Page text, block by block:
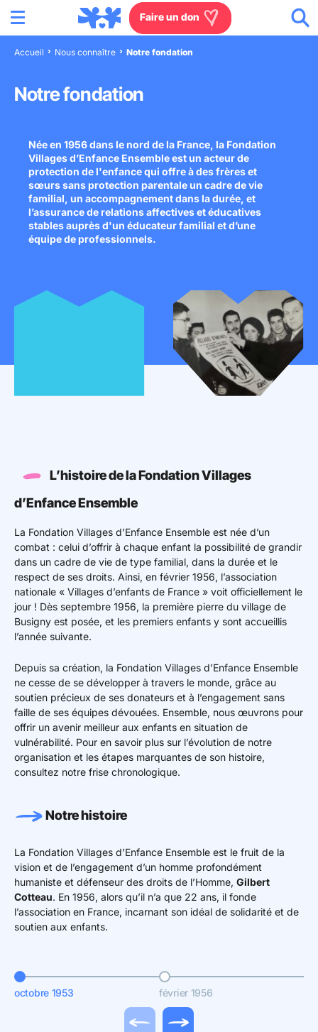
Aller à la recherche
Aller au pied de page
Faire un don
Actions dans le monde
Agissez à nos côtés
Actualités
Les villages d'enfants
Mon espace donateur
Accueil Nous connaître Notre fondation
Notre fondation
Née en 1956 dans le nord de la France, la Fondation
Villages d’Enfance Ensemble est un acteur de
protection de l'enfance qui offre à des frères et
sœurs sans protection parentale un cadre de vie
familial, un accompagnement dans la durée, et
l’assurance de relations affectives et éducatives
stables auprès d'un éducateur familial et d’une
équipe de professionnels.
L’histoire de la Fondation Villages
d’Enfance Ensemble
La Fondation Villages d’Enfance Ensemble est née d’un
combat : celui d’offrir à chaque enfant la possibilité de grandir
dans un cadre de vie de type familial, dans la durée et le
respect de ses droits. Ainsi, en février 1956, l’association
nationale « Villages d’enfants de France » voit officiellement le
jour ! Dès septembre 1956, la première pierre du village de
Busigny est posée, et les premiers enfants y sont accueillis
l’année suivante.
Depuis sa création, la Fondation Villages d’Enfance Ensemble
ne cesse de se développer à travers le monde, grâce au
soutien précieux de ses donateurs et à l’engagement sans
faille de ses équipes dévouées. Ensemble, nous œuvrons pour
offrir un avenir meilleur aux enfants en situation de
vulnérabilité. Pour en savoir plus sur l’évolution de notre
organisation et les étapes marquantes de son histoire,
consultez notre frise chronologique.
Notre histoire
La Fondation Villages d’Enfance Ensemble est le fruit de la
vision et de l’engagement d’un homme profondément
humaniste et défenseur des droits de l’Homme, Gilbert
Cotteau. En 1956, alors qu’il n’a que 22 ans, il fonde
l’association en France, incarnant son idéal de solidarité et de
soutien aux enfants.
octobre 1953 février 1956